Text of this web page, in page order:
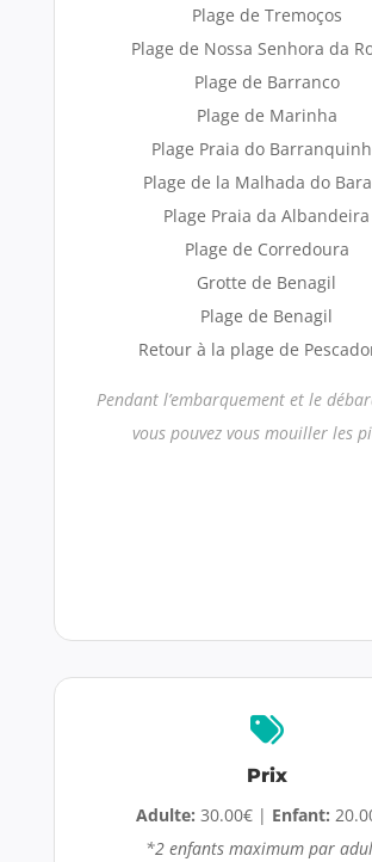
Plage de Tremoços
Plage de Nossa Senhora da
Plage de Barranco
Plage de Marinha
Plage Praia do
Plage de la Malhada do
Plage Praia da Albandeira
Plage de Corredoura
Grotte de Benagil
Plage de Benagil
Retour à la plage de
Pendant l’embarquement et le
vous pouvez vous mouiller les
Prix
Adulte: 30.00€ | Enfant:
*2 enfants maximum par